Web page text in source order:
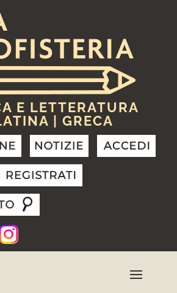
E LETTERATURA
| GRECA